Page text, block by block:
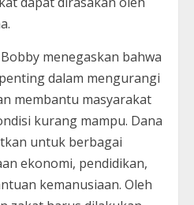
menegaskan bahwa
dalam mengurangi
membantu masyarakat
kurang mampu. Dana
untuk berbagai
ekonomi, pendidikan,
kemanusiaan. Oleh